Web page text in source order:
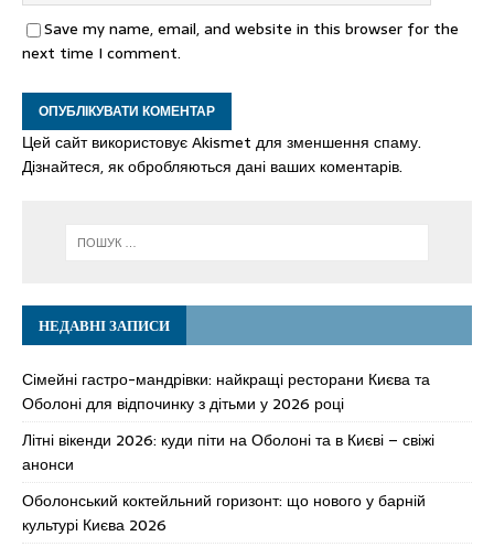
Save my name, email, and website in this browser for the
next time I comment.
Цей сайт використовує Akismet для зменшення спаму.
Дізнайтеся, як обробляються дані ваших коментарів.
НЕДАВНІ ЗАПИСИ
Сімейні гастро-мандрівки: найкращі ресторани Києва та
Оболоні для відпочинку з дітьми у 2026 році
Літні вікенди 2026: куди піти на Оболоні та в Києві – свіжі
анонси
Оболонський коктейльний горизонт: що нового у барній
культурі Києва 2026